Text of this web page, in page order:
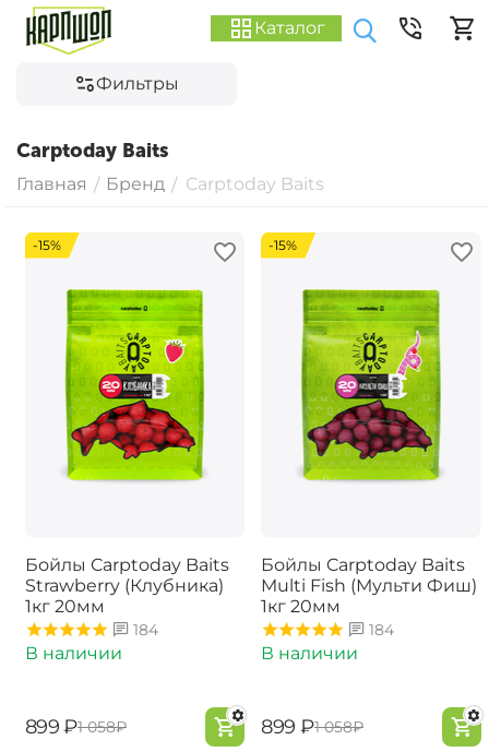
Каталог
Фильтры
Carptoday Baits
Главная / Бренд / Carptoday Baits
-15%
Бойлы Carptoday Baits
Strawberry (Клубника)
1кг 20мм
184
В наличии
‍899‍ ₽‍1 058‍₽
-15%
Бойлы Carptoday Baits
Multi Fish (Мульти Фиш)
1кг 20мм
184
В наличии
‍899‍ ₽‍1 058‍₽